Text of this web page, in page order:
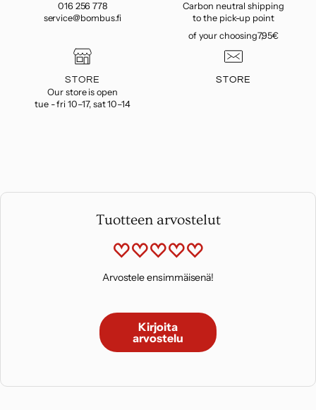
016 256 778
service@bombus.fi
Carbon neutral shipping
to the pick-up point
of your choosing7,95€
STORE
Our store is open
tue - fri 10–17, sat 10–14
STORE
Tuotteen arvostelut
Arvostele ensimmäisenä!
Kirjoita
arvostelu